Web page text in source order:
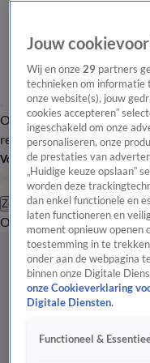
Overzicht Laatste nieuws
redactie
Volg Hart van Nederland
Zoeken
OverzichtRegio
Jouw
Wij en onze29 partners
technieken om informatie
onze website(s), jouw
cookies accepteren”
ingeschakeld om onze
personaliseren, onze
de prestaties van
„Huidige keuze opslaan”
worden deze
dan enkel functionele en
laten functioneren en
moment opnieuw openen
toestemming in te
onder aan de webpagina
binnen onze Digitale
onze Cookieverklaring
Digitale Diensten.
Functioneel &